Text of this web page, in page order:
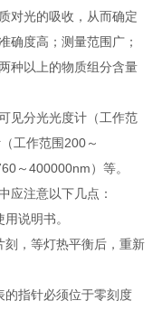
对光的吸收，从而确定
确度高；测量范围广；
种以上的物质组分含量
见分光光度计（工作范
工作范围200～
～400000nm）等。
应注意以下几点：
说明书。
，等灯热平衡后，重新
指针必须位于零刻度